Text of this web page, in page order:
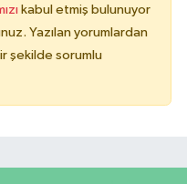
kabul etmiş bulunuyor
Yazılan yorumlardan
şekilde sorumlu